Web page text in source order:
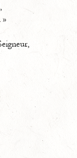
»